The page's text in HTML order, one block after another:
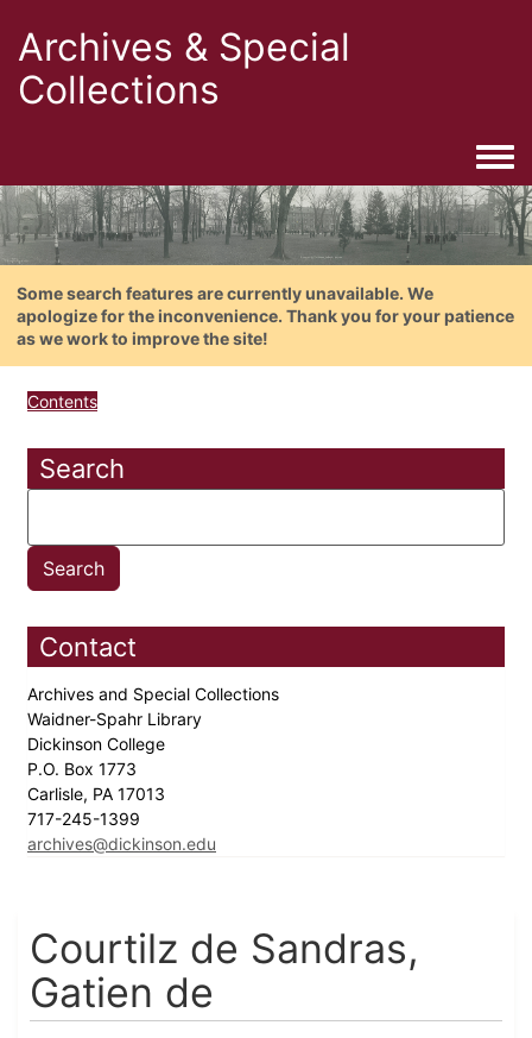
Archives & Special
Collections
Some search features are currently unavailable. We
apologize for the inconvenience. Thank you for your patience
as we work to improve the site!
Contents
Search
Contact
Archives and Special Collections
Waidner-Spahr Library
Dickinson College
P.O. Box 1773
Carlisle, PA 17013
717-245-1399
archives@dickinson.edu
Courtilz de Sandras,
Gatien de